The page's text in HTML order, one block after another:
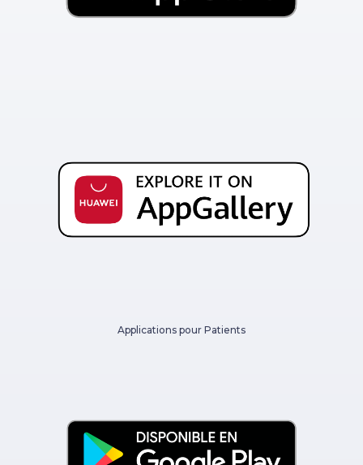
Applications pour Patients